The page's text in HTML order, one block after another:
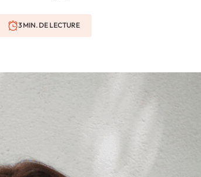
3 MIN. DE LECTURE